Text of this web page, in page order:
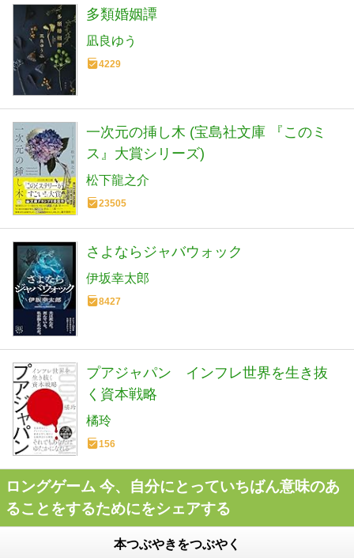
多類婚姻譚
凪良ゆう
4229
一次元の挿し木 (宝島社文庫 『このミ
ス』大賞シリーズ)
松下龍之介
23505
さよならジャバウォック
伊坂幸太郎
8427
プアジャパン インフレ世界を生き抜
く資本戦略
橘玲
156
ロングゲーム 今、自分にとっていちばん意味のあ
ることをするためにをシェアする
本つぶやきをつぶやく